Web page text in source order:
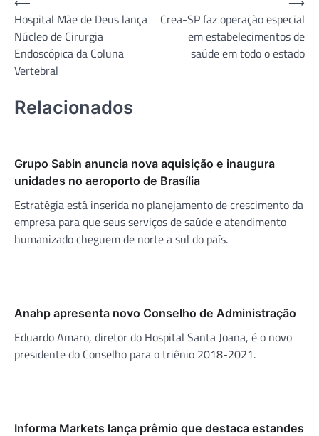
de
Post
Hospital Mãe de Deus lança
Núcleo de Cirurgia
Endoscópica da Coluna
Vertebral
Crea-SP faz operação especial
em estabelecimentos de
saúde em todo o estado
Relacionados
Grupo Sabin anuncia nova aquisição e inaugura
unidades no aeroporto de Brasília
Estratégia está inserida no planejamento de crescimento da
empresa para que seus serviços de saúde e atendimento
humanizado cheguem de norte a sul do país.
Anahp apresenta novo Conselho de Administração
Eduardo Amaro, diretor do Hospital Santa Joana, é o novo
presidente do Conselho para o triênio 2018-2021.
Informa Markets lança prêmio que destaca estandes